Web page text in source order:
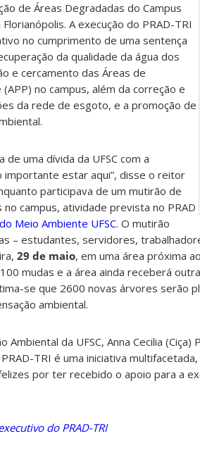
de Áreas Degradadas do Campus
A execução do PRAD-TRI
no cumprimento de uma sentença
da qualidade da água dos
e cercamento das Áreas de
no campus, além da correção e
da rede de esgoto, e a promoção de
de uma dívida da UFSC com a
importante estar aqui”, disse o reitor
participava de um mutirão de
campus, atividade prevista no PRAD
Meio Ambiente UFSC. O mutirão
– estudantes, servidores,
29 de maio, em uma área próxima
mudas e a área ainda receberá
se que 2600 novas árvores serão
ambiental.
Ambiental da UFSC, Anna Cecilia
TRI é uma iniciativa
por ter recebido o apoio para a
do PRAD-TRI